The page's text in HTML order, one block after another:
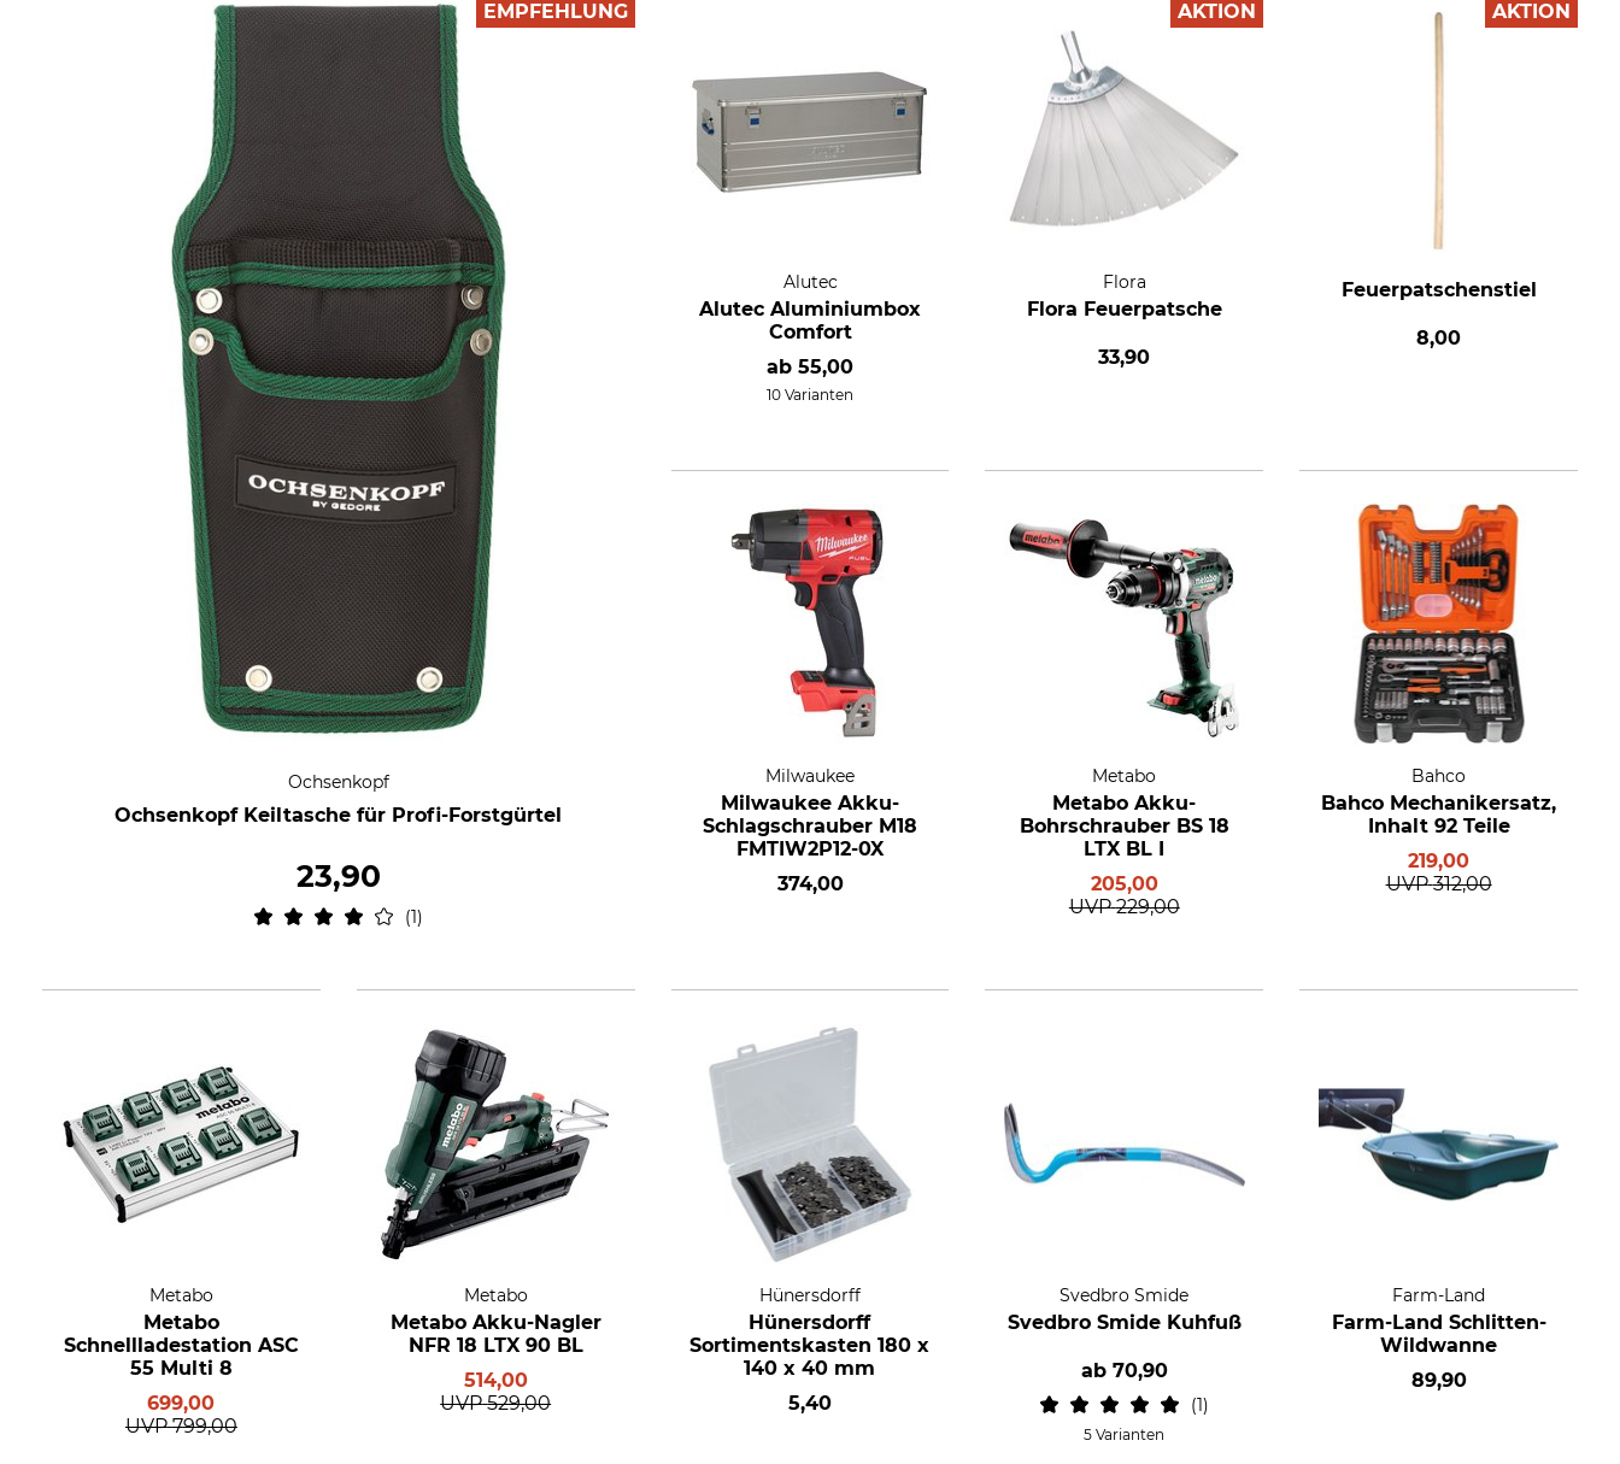
EMPFEHLUNG
Ochsenkopf
Ochsenkopf Keiltasche für Profi-Forstgürtel
23,90
1
Alutec
Alutec Aluminiumbox
Comfort
ab 55,00
10 Varianten
AKTION
Flora
Flora Feuerpatsche
33,90
AKTION
Feuerpatschenstiel
8,00
Milwaukee
Milwaukee Akku-
Schlagschrauber M18
FMTIW2P12-0X
374,00
Metabo
Metabo Akku-
Bohrschrauber BS 18
LTX BL I
205,00
UVP 229,00
Bahco
Bahco Mechanikersatz,
Inhalt 92 Teile
219,00
UVP 312,00
Metabo
Metabo
Schnellladestation ASC
55 Multi 8
699,00
UVP 799,00
Metabo
Metabo Akku-Nagler
NFR 18 LTX 90 BL
514,00
UVP 529,00
Hünersdorff
Hünersdorff
Sortimentskasten 180 x
140 x 40 mm
5,40
Svedbro Smide
Svedbro Smide Kuhfuß
ab 70,90
1
5 Varianten
Farm-Land
Farm-Land Schlitten-
Wildwanne
89,90